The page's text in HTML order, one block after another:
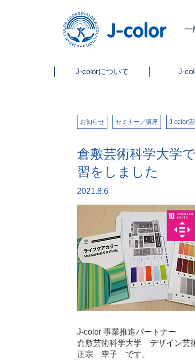
一
J-colorについて J-
お知らせ セミナー／講座 J-color活
倉敷芸術科学大学
習をしました
2021.8.6
J-color 事業推進パートナー
倉敷芸術科学大学 デザイン芸
正宗 幸子 です。